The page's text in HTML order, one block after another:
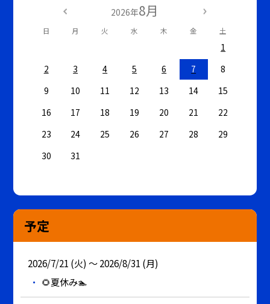
2026年8月
日 月 火 水 木 金 土
1
2
3 4 5 6 7
8
9
10 11 12 13 14
15
16
17 18 19 20 21
22
23
24 25 26 27 28
29
30
31
予定
2026/7/21 (火) ～ 2026/8/31 (月)
🌻夏休み🏊